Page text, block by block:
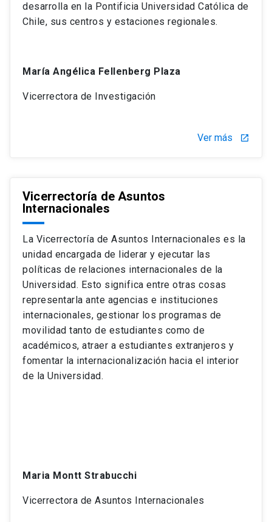
desarrolla en la Pontificia Universidad Católica de
Chile, sus centros y estaciones regionales.
María Angélica Fellenberg Plaza
Vicerrectora de Investigación
Ver más launch
Vicerrectoría de Asuntos
Internacionales
La Vicerrectoría de Asuntos Internacionales es la
unidad encargada de liderar y ejecutar las
políticas de relaciones internacionales de la
Universidad. Esto significa entre otras cosas
representarla ante agencias e instituciones
internacionales, gestionar los programas de
movilidad tanto de estudiantes como de
académicos, atraer a estudiantes extranjeros y
fomentar la internacionalización hacia el interior
de la Universidad.
Maria Montt Strabucchi
Vicerrectora de Asuntos Internacionales